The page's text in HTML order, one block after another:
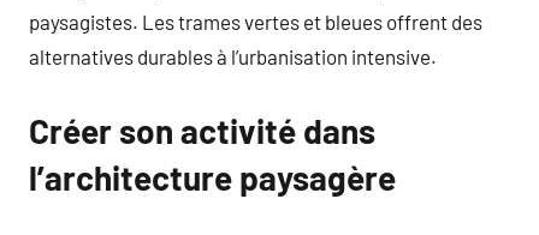
paysagistes. Les trames vertes et bleues offrent des
alternatives durables à l’urbanisation intensive.
Créer son activité dans
l’architecture paysagère